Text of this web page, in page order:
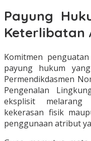
Payung
Keterlibatan
Komitmen
payung hukum
Permendikdasmen
Pengenalan
eksplisit melarang
kekerasan fisik
penggunaan atribut